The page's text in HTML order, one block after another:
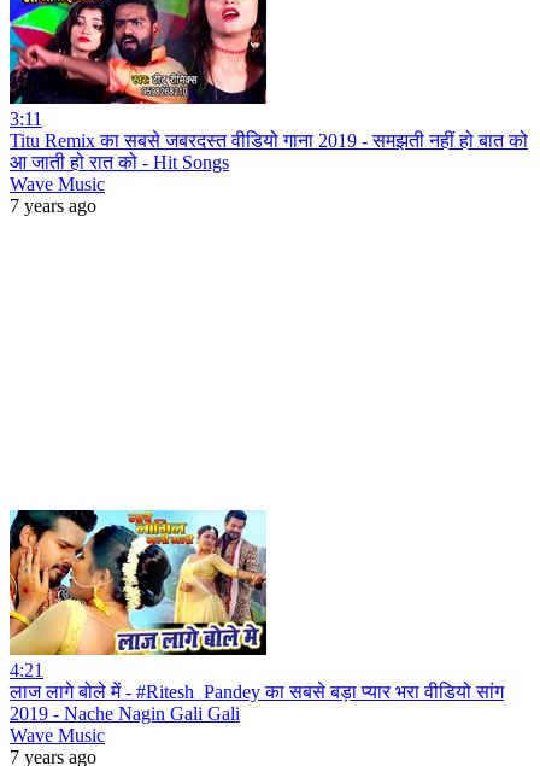
3:11
Titu Remix का सबसे जबरदस्त वीडियो गाना 2019 - समझती नहीं हो बात को
आ जाती हो रात को - Hit Songs
Wave Music
7 years ago
4:21
लाज लागे बोले में - #Ritesh_Pandey का सबसे बड़ा प्यार भरा वीडियो सांग
2019 - Nache Nagin Gali Gali
Wave Music
7 years ago